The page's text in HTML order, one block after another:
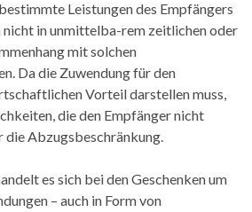
Leistungen des Empfängers
nicht in unmittelba-rem zeitlichen oder
mit solchen
Da die Zuwendung für den
Vorteil darstellen muss,
die den Empfänger nicht
die Abzugsbeschränkung.
es sich bei den Geschenken um
– auch in Form von